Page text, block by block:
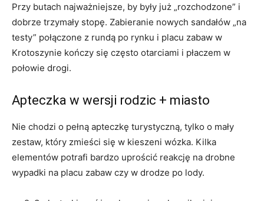
Przy butach najważniejsze, by były już „rozchodzone” i
dobrze trzymały stopę. Zabieranie nowych sandałów „na
testy” połączone z rundą po rynku i placu zabaw w
Krotoszynie kończy się często otarciami i płaczem w
połowie drogi.
Apteczka w wersji rodzic + miasto
Nie chodzi o pełną apteczkę turystyczną, tylko o mały
zestaw, który zmieści się w kieszeni wózka. Kilka
elementów potrafi bardzo uprościć reakcję na drobne
wypadki na placu zabaw czy w drodze po lody.